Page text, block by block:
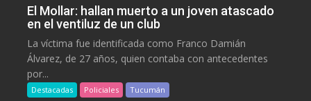
El Mollar: hallan muerto a un joven atascado
en el ventiluz de un club
La víctima fue identificada como Franco Damián
Álvarez, de 27 años, quien contaba con antecedentes
por...
Destacadas Policiales Tucumán